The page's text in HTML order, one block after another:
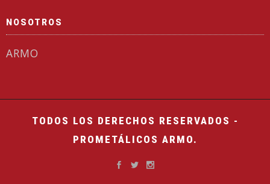
NOSOTROS
ARMO
TODOS LOS DERECHOS RESERVADOS -
PROMETÁLICOS ARMO.